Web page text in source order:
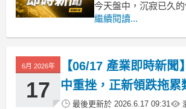
今天盤中，沉寂已久
然放量走高，類股整體
金明顯轉進，市場主
料價格，尤其是合成
築底回穩，加上市場對
繼續閱讀...
6月 2026年
17
【06/17 產業即時新聞
中重挫，正新領跌拖累
最後更新於 2026.6.17 09:31